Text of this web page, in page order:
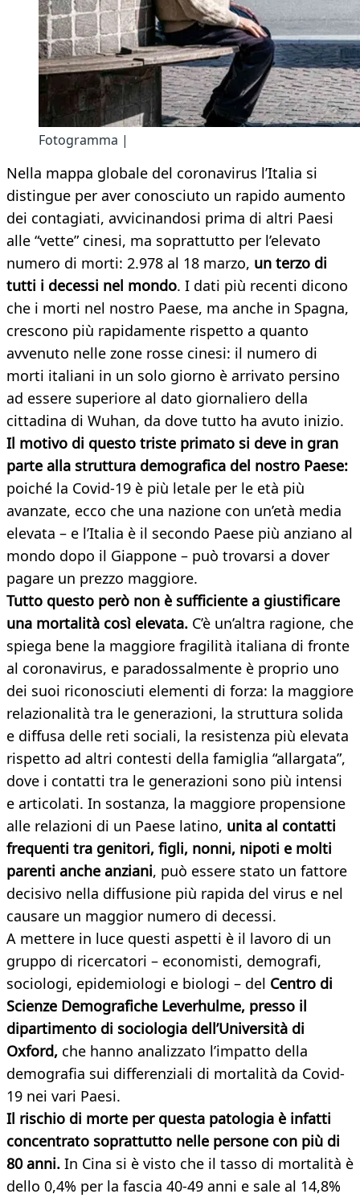
Fotogramma |
Nella mappa globale del coronavirus l’Italia si
distingue per aver conosciuto un rapido aumento
dei contagiati, avvicinandosi prima di altri Paesi
alle “vette” cinesi, ma soprattutto per l’elevato
numero di morti: 2.978 al 18 marzo, un terzo di
tutti i decessi nel mondo. I dati più recenti dicono
che i morti nel nostro Paese, ma anche in Spagna,
crescono più rapidamente rispetto a quanto
avvenuto nelle zone rosse cinesi: il numero di
morti italiani in un solo giorno è arrivato persino
ad essere superiore al dato giornaliero della
cittadina di Wuhan, da dove tutto ha avuto inizio.
Il motivo di questo triste primato si deve in gran
parte alla struttura demografica del nostro Paese:
poiché la Covid-19 è più letale per le età più
avanzate, ecco che una nazione con un’età media
elevata – e l’Italia è il secondo Paese più anziano al
mondo dopo il Giappone – può trovarsi a dover
pagare un prezzo maggiore.
Tutto questo però non è sufficiente a giustificare
una mortalità così elevata. C’è un’altra ragione, che
spiega bene la maggiore fragilità italiana di fronte
al coronavirus, e paradossalmente è proprio uno
dei suoi riconosciuti elementi di forza: la maggiore
relazionalità tra le generazioni, la struttura solida
e diffusa delle reti sociali, la resistenza più elevata
rispetto ad altri contesti della famiglia “allargata”,
dove i contatti tra le generazioni sono più intensi
e articolati. In sostanza, la maggiore propensione
alle relazioni di un Paese latino, unita al contatti
frequenti tra genitori, figli, nonni, nipoti e molti
parenti anche anziani, può essere stato un fattore
decisivo nella diffusione più rapida del virus e nel
causare un maggior numero di decessi.
A mettere in luce questi aspetti è il lavoro di un
gruppo di ricercatori – economisti, demografi,
sociologi, epidemiologi e biologi – del Centro di
Scienze Demografiche Leverhulme, presso il
dipartimento di sociologia dell’Università di
Oxford, che hanno analizzato l’impatto della
demografia sui differenziali di mortalità da Covid-
19 nei vari Paesi.
Il rischio di morte per questa patologia è infatti
concentrato soprattutto nelle persone con più di
80 anni. In Cina si è visto che il tasso di mortalità è
dello 0,4% per la fascia 40-49 anni e sale al 14,8%